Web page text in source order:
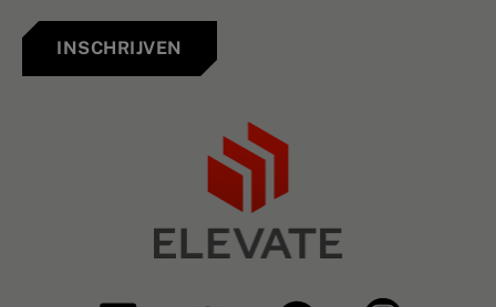
INSCHRIJVEN